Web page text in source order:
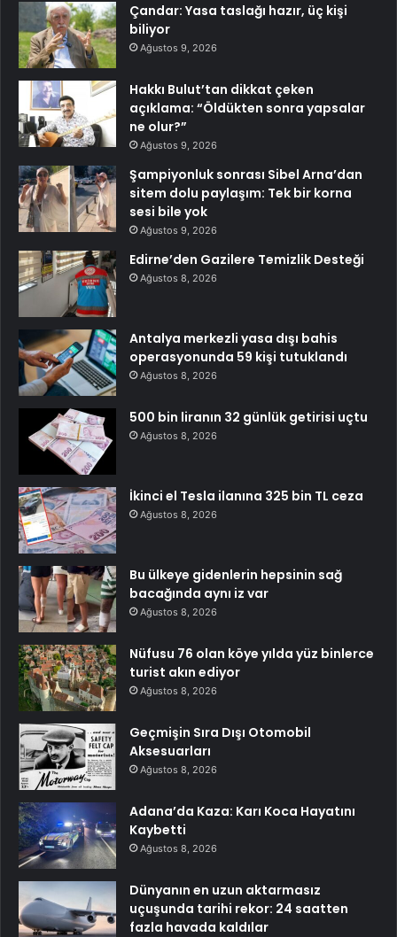
Çandar: Yasa taslağı hazır, üç kişi
biliyor
Ağustos 9, 2026
Hakkı Bulut’tan dikkat çeken
açıklama: “Öldükten sonra yapsalar
ne olur?”
Ağustos 9, 2026
Şampiyonluk sonrası Sibel Arna’dan
sitem dolu paylaşım: Tek bir korna
sesi bile yok
Ağustos 9, 2026
Edirne’den Gazilere Temizlik Desteği
Ağustos 8, 2026
Antalya merkezli yasa dışı bahis
operasyonunda 59 kişi tutuklandı
Ağustos 8, 2026
500 bin liranın 32 günlük getirisi uçtu
Ağustos 8, 2026
İkinci el Tesla ilanına 325 bin TL ceza
Ağustos 8, 2026
Bu ülkeye gidenlerin hepsinin sağ
bacağında aynı iz var
Ağustos 8, 2026
Nüfusu 76 olan köye yılda yüz binlerce
turist akın ediyor
Ağustos 8, 2026
Geçmişin Sıra Dışı Otomobil
Aksesuarları
Ağustos 8, 2026
Adana’da Kaza: Karı Koca Hayatını
Kaybetti
Ağustos 8, 2026
Dünyanın en uzun aktarmasız
uçuşunda tarihi rekor: 24 saatten
fazla havada kaldılar